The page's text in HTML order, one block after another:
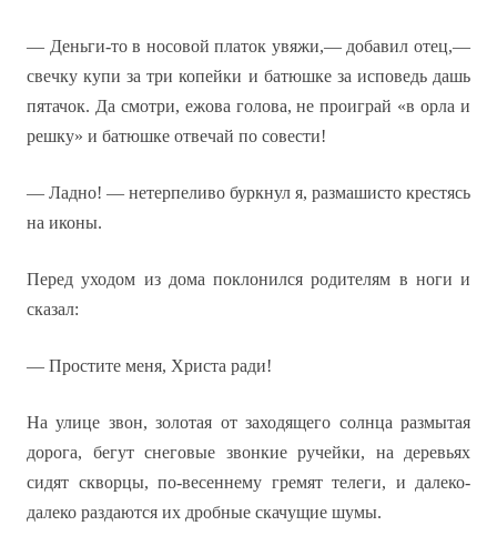
— Деньги-то в носовой платок увяжи,— добавил отец,—
свечку купи за три копейки и батюшке за исповедь дашь
пятачок. Да смотри, ежова голова, не проиграй «в орла и
решку» и батюшке отвечай по совести!
— Ладно! — нетерпеливо буркнул я, размашисто крестясь
на иконы.
Перед уходом из дома поклонился родителям в ноги и
сказал:
— Простите меня, Христа ради!
На улице звон, золотая от заходящего солнца размытая
дорога, бегут снеговые звонкие ручейки, на деревьях
сидят скворцы, по-весеннему гремят телеги, и далеко-
далеко раздаются их дробные скачущие шумы.